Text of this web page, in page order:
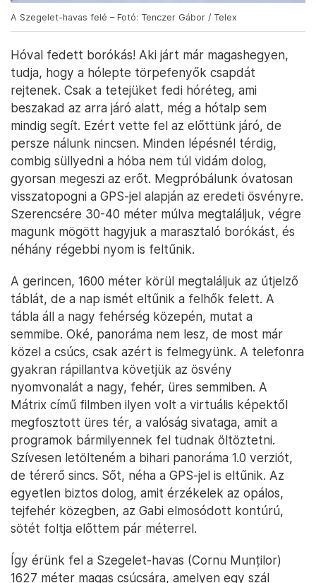
A Szegelet-havas felé – Fotó: Tenczer Gábor / Telex
Hóval fedett borókás! Aki járt már magashegyen,
tudja, hogy a hólepte törpefenyők csapdát
rejtenek. Csak a tetejüket fedi hóréteg, ami
beszakad az arra járó alatt, még a hótalp sem
mindig segít. Ezért vette fel az előttünk járó, de
persze nálunk nincsen. Minden lépésnél térdig,
combig süllyedni a hóba nem túl vidám dolog,
gyorsan megeszi az erőt. Megpróbálunk óvatosan
visszatopogni a GPS-jel alapján az eredeti ösvényre.
Szerencsére 30-40 méter múlva megtaláljuk, végre
magunk mögött hagyjuk a marasztaló borókást, és
néhány régebbi nyom is feltűnik.
A gerincen, 1600 méter körül megtaláljuk az útjelző
táblát, de a nap ismét eltűnik a felhők felett. A
tábla áll a nagy fehérség közepén, mutat a
semmibe. Oké, panoráma nem lesz, de most már
közel a csúcs, csak azért is felmegyünk. A telefonra
gyakran rápillantva követjük az ösvény
nyomvonalát a nagy, fehér, üres semmiben. A
Mátrix című filmben ilyen volt a virtuális képektől
megfosztott üres tér, a valóság sivataga, amit a
programok bármilyennek fel tudnak öltöztetni.
Szívesen letölteném a bihari panoráma 1.0 verziót,
de térerő sincs. Sőt, néha a GPS-jel is eltűnik. Az
egyetlen biztos dolog, amit érzékelek az opálos,
tejfehér közegben, az Gabi elmosódott kontúrú,
sötét foltja előttem pár méterrel.
Így érünk fel a Szegelet-havas (Cornu Munților)
1627 méter magas csúcsára, amelyen egy szál